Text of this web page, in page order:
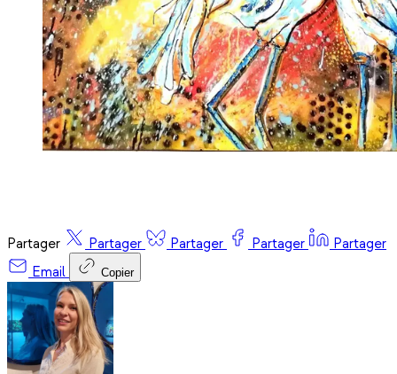
Partager Partager Partager Partager
Partager
Email
Copier